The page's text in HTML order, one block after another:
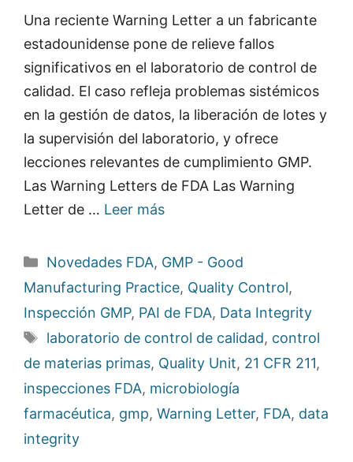
Una reciente Warning Letter a un fabricante
estadounidense pone de relieve fallos
significativos en el laboratorio de control de
calidad. El caso refleja problemas sistémicos
en la gestión de datos, la liberación de lotes y
la supervisión del laboratorio, y ofrece
lecciones relevantes de cumplimiento GMP.
Las Warning Letters de FDA Las Warning
Letter de … Leer más
Categorías
Novedades FDA, GMP - Good
Manufacturing Practice, Quality Control,
Inspección GMP, PAI de FDA, Data Integrity
Etiquetas
laboratorio de control de calidad, control
de materias primas, Quality Unit, 21 CFR 211,
inspecciones FDA, microbiología
farmacéutica, gmp, Warning Letter, FDA, data
integrity